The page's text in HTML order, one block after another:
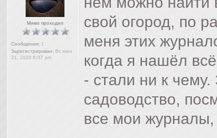
Мимо проходил
Сообщения: 1
Зарегистрирован: Вс июн
21, 2020 6:07 am
свой огород, по
меня этих
когда я нашёл
- стали ни к
садоводство,
все мои